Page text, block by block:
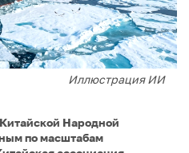
Иллюстрация ИИ
Народной
по масштабам